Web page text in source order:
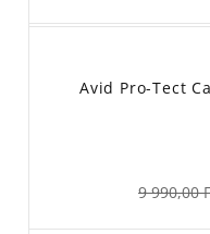
Avid Pro-Tect
9 990,00